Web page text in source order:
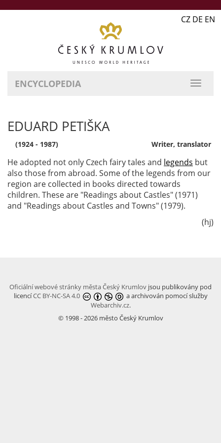
CZ DE EN
ENCYCLOPEDIA
EDUARD PETIŠKA
(1924 - 1987) Writer, translator
He adopted not only Czech fairy tales and legends but
also those from abroad. Some of the legends from our
region are collected in books directed towards
children. These are "Readings about Castles" (1971)
and "Readings about Castles and Towns" (1979).
(hj)
Oficiální webové stránky města Český Krumlov jsou publikovány pod
licencíCC BY-NC-SA 4.0
a archivován pomocí služby
Webarchiv.cz.
© 1998 - 2026 město Český Krumlov